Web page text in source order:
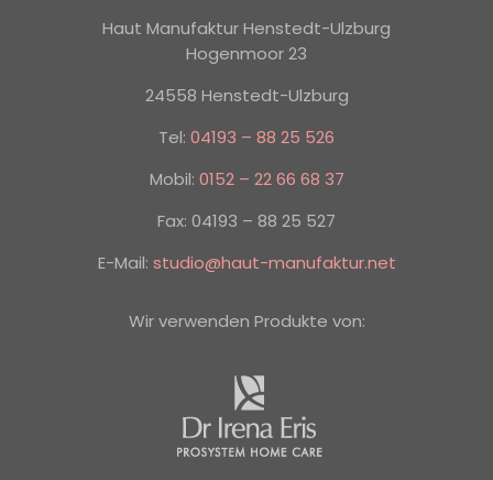
Haut Manufaktur Henstedt-Ulzburg
Hogenmoor 23
24558 Henstedt-Ulzburg
Tel: 04193 – 88 25 526
Mobil: 0152 – 22 66 68 37
Fax: 04193 – 88 25 527
E-Mail: studio@haut-manufaktur.net
Wir verwenden Produkte von: